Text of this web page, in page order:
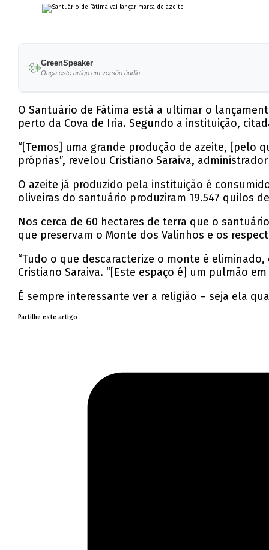
GreenSpeaker
Ouça este artigo em versão áudio.
O Santuário de Fátima está a ultimar o
perto da Cova de Iria. Segundo a instituição,
“[Temos] uma grande produção de azeite, [pelo
próprias”, revelou Cristiano Saraiva,
O azeite já produzido pela instituição é
oliveiras do santuário produziram 19.547 quilos
Nos cerca de 60 hectares de terra que o
que preservam o Monte dos Valinhos e os
“Tudo o que descaracterize o monte é
Cristiano Saraiva. “[Este espaço é] um pulmão
É sempre interessante ver a religião – seja ela
Partilhe este artigo